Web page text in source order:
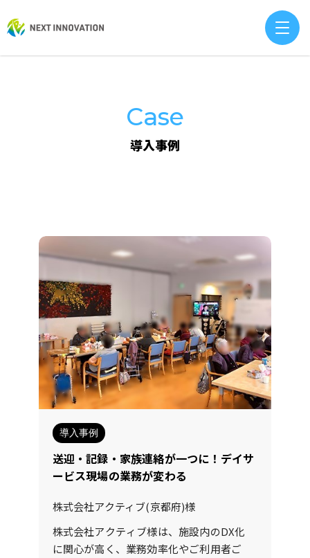
Case
導入事例
導入事例
送迎・記録・家族連絡が一つに！デイサ
ービス現場の業務が変わる
株式会社アクティブ(京都府)様
株式会社アクティブ様は、施設内のDX化
に関心が高く、業務効率化やご利用者ご